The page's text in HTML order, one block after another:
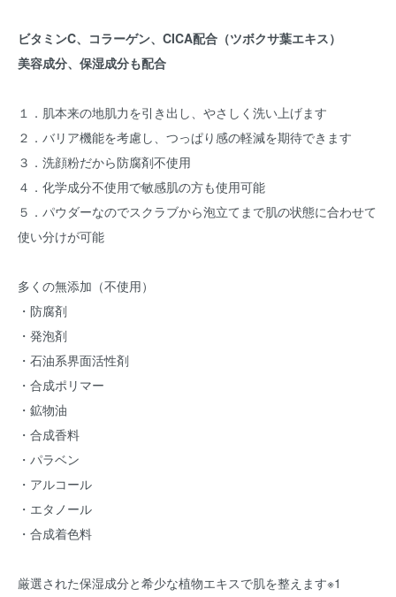
ビタミンC、コラーゲン、CICA配合（ツボクサ葉エキス）
美容成分、保湿成分も配合
１．肌本来の地肌力を引き出し、やさしく洗い上げます
２．バリア機能を考慮し、つっぱり感の軽減を期待できます
３．洗顔粉だから防腐剤不使用
４．化学成分不使用で敏感肌の方も使用可能
５．パウダーなのでスクラブから泡立てまで肌の状態に合わせて
使い分けが可能
多くの無添加（不使用）
・防腐剤
・発泡剤
・石油系界面活性剤
・合成ポリマー
・鉱物油
・合成香料
・パラベン
・アルコール
・エタノール
・合成着色料
厳選された保湿成分と希少な植物エキスで肌を整えます※1